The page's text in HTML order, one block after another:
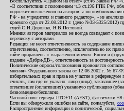
«В соответствии с положением ч.3 ст.196 ГПК РФ,
подлежит возложению на авторов, а по
РФ - на учредителя и главного редактор», - из
краевого суда от 22.08.2012 г. (дело №33-5325/2012)
судей С.И.Дорожко, Н.В.Пестовой.
Мнения авторов материалов не всегда совпадают с
переписку с авторами.
Редакция не несет ответственность за содержание
ответственны, соответственно, исключительно их
сайте приравнены к выражению мнения. Блоги и форум
издание «Дебри-ДВ», ответственность за
Политические опросы/голосования проводятся
мнения» Федерального закона от 12.06.2002 г. № 67-
избирательных прав и права на участие в
считать, там где не указано: лицо (лица), заказавшее
оплатившее (оплативших) указанную публикацию
безвозмездно/бесплатно.
Часовой пояс сервера UTC+11 (AEST), фактически +8
Если вы обнаружили ошибки на сайте, пожалуйста,
Распространение информации о политической,